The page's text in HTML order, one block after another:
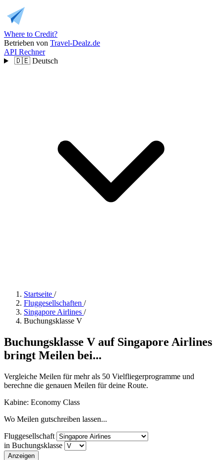
Where to Credit?
Betrieben von Travel-Dealz.de
API Rechner
🇩🇪 Deutsch
Startseite /
Fluggesellschaften /
Singapore Airlines /
Buchungsklasse V
Buchungsklasse V auf Singapore Airlines
bringt Meilen bei...
Vergleiche Meilen für mehr als 50 Vielfliegerprogramme und
berechne die genauen Meilen für deine Route.
Kabine: Economy Class
Wo Meilen gutschreiben lassen...
Fluggesellschaft
in Buchungsklasse
Anzeigen